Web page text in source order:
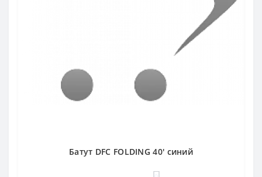
Батут DFC FOLDING 40' синий